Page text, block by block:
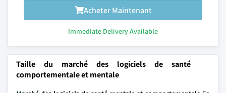
Acheter Maintenant
Immediate Delivery Available
Taille du marché des logiciels de santé
comportementale et mentale